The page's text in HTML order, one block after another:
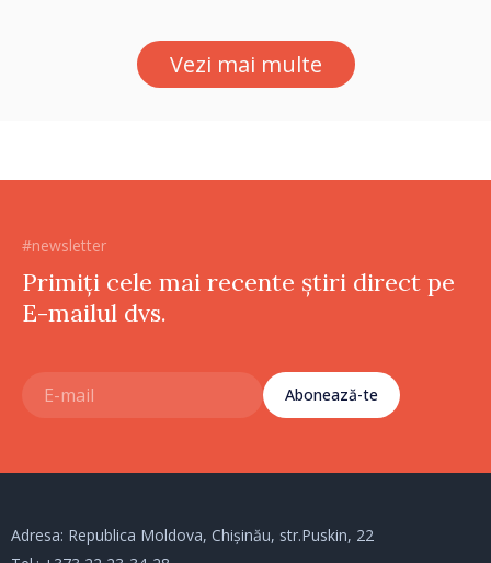
Vezi mai multe
#newsletter
Primiți cele mai recente știri direct pe
E-mailul dvs.
Abonează-te
Adresa: Republica Moldova, Chișinău, str.Puskin, 22